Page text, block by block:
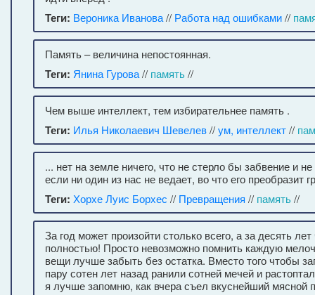
Теги: Вероника Иванова// Работа над ошибками//
Память – величина непостоянная.
Теги: Янина Гурова// память//
Чем выше интеллект, тем избирательнее память .
Теги: Илья Николаевич Шевелев//ум, интеллект//
... нет на земле ничего, что не стерло бы забвение и
если ни один из нас не ведает, во что его преобразит
Теги: Хорхе Луис Борхес // Превращения // память//
За год может произойти столько всего, а за десять
полностью! Просто невозможно помнить каждую
вещи лучше забыть без остатка. Вместо того чтобы
пару сотен лет назад ранили сотней мечей и
я лучше запомню, как вчера съел вкуснейший мясной